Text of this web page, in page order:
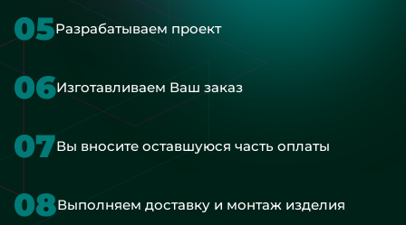
05Разрабатываем проект
06Изготавливаем Ваш заказ
07Вы вносите оставшуюся часть оплаты
08Выполняем доставку и монтаж изделия